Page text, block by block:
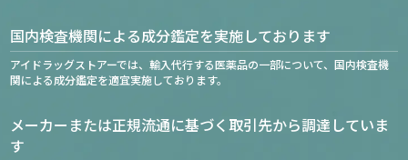
国内検査機関による成分鑑定を実施しております
アイドラッグストアーでは、輸入代行する医薬品の一部について、国内検査機
関による成分鑑定を適宜実施しております。
メーカーまたは正規流通に基づく取引先から調達していま
す